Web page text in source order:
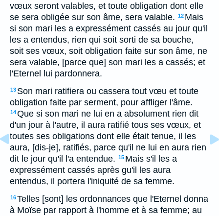
vœux seront valables, et toute obligation dont elle
se sera obligée sur son âme, sera valable. 12 Mais
si son mari les a expressément cassés au jour qu'il
les a entendus, rien qui soit sorti de sa bouche,
soit ses vœux, soit obligation faite sur son âme, ne
sera valable, [parce que] son mari les a cassés; et
l'Eternel lui pardonnera.
13 Son mari ratifiera ou cassera tout vœu et toute
obligation faite par serment, pour affliger l'âme.
14Que si son mari ne lui en a absolument rien dit
d'un jour à l'autre, il aura ratifié tous ses vœux, et
toutes ses obligations dont elle était tenue, il les
aura, [dis-je], ratifiés, parce qu'il ne lui en aura rien
dit le jour qu'il l'a entendue. 15 Mais s'il les a
expressément cassés après gu'il les aura
entendus, il portera l'iniquité de sa femme.
16Telles [sont] les ordonnances que l'Eternel donna
à Moïse par rapport à l'homme et à sa femme; au